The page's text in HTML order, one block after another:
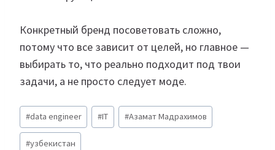
Конкретный бренд посоветовать сложно,
потому что все зависит от целей, но главное —
выбирать то, что реально подходит под твои
задачи, а не просто следует моде.
Метки
записи:
#data engineer #IT #Азамат Мадрахимов
#узбекистан